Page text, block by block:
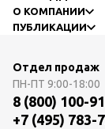
О КОМПАНИИ
ПУБЛИКАЦИИ
Отдел продаж
ПН-ПТ 9:00-18:00
8 (800) 100-
+7 (495) 783-